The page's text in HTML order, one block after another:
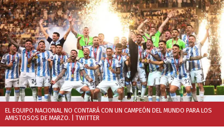
EL EQUIPO NACIONAL NO CONTARÁ CON UN CAMPEÓN DEL MUNDO PARA LOS
AMISTOSOS DE MARZO. | TWITTER